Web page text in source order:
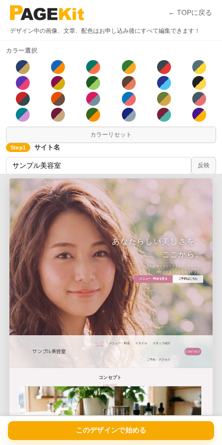
デザイン中の画像、文章、配色はお申し込み後にすべて編集できます！
← TOPに戻る
カラー選択
カラーリセット
Step1 サイト名
反映
Step2 業種
Step3 デザイン
デザインを変更する
このまま始めても、あとから写真や文章を直せます。
このデザインで始める